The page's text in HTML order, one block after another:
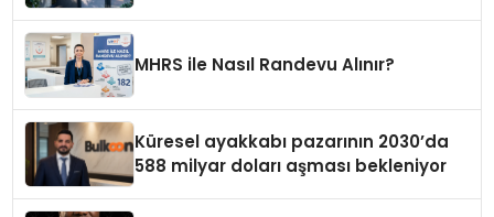
MHRS ile Nasıl Randevu Alınır?
Küresel ayakkabı pazarının 2030’da
588 milyar doları aşması bekleniyor